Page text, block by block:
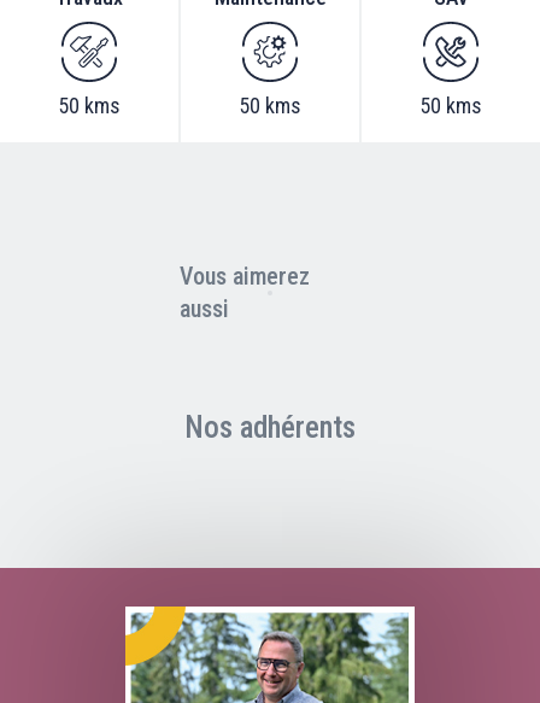
50 kms 50 kms 50 kms
Vous aimerez
aussi
Nos adhérents